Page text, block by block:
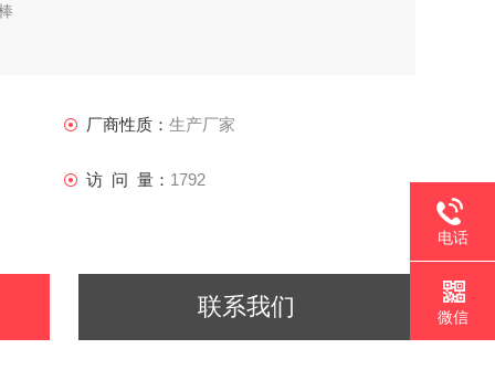
代理商和技术服务中心，详细产品介绍及故障维修保养
厂商性质： 生产厂家
访 问 量： 1792
联系我们
电话
微信